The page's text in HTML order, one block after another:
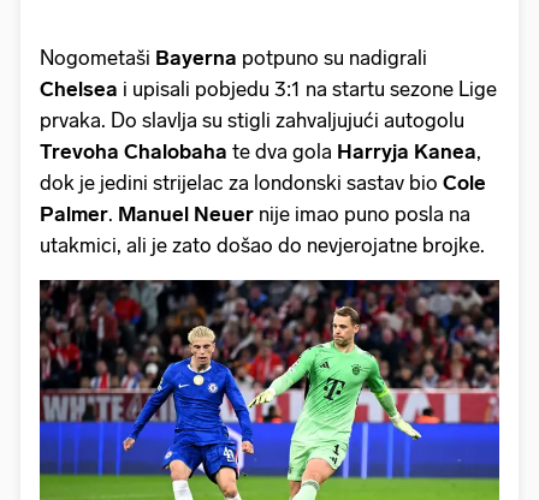
Nogometaši Bayerna potpuno su nadigrali
Chelsea i upisali pobjedu 3:1 na startu sezone Lige
prvaka. Do slavlja su stigli zahvaljujući autogolu
Trevoha Chalobaha te dva gola Harryja Kanea,
dok je jedini strijelac za londonski sastav bio Cole
Palmer. Manuel Neuer nije imao puno posla na
utakmici, ali je zato došao do nevjerojatne brojke.